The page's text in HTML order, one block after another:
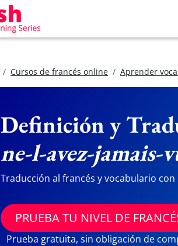
Cursos de francés online Aprender
Definición y
ne-l-avez-jamais-
Traducción al francés y vocabulario
PRUEBA TU NIVEL DE
Prueba gratuita, sin obligación de